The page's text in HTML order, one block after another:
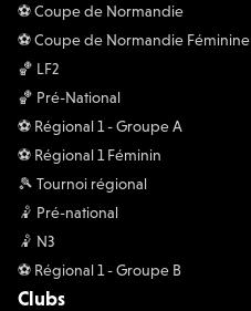
⚽️ Coupe de Normandie
⚽️ Coupe de Normandie Féminine
🏀 LF2
🏀 Pré-National
⚽️ Régional 1 - Groupe A
⚽️ Régional 1 Féminin
🎾 Tournoi régional
🤾 Pré-national
🤾 N3
⚽️ Régional 1 - Groupe B
Clubs